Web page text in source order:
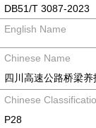
DB51/T 3087-2023
English Name
Chinese Name
四川高速公路桥梁
Chinese
P28